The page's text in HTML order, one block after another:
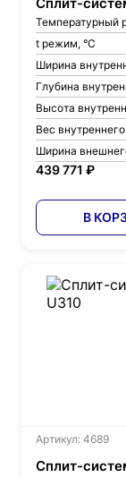
Температурный
t режим, °С
Ширина
Глубина
Высота
Вес внутреннего
Ширина
439 771 ₽
В
Артикул: 4689
Сплит-